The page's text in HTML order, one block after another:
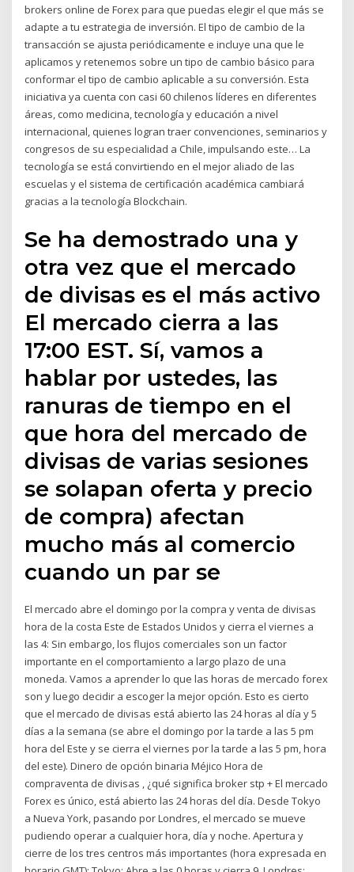
brokers online de Forex para que puedas elegir el que más se
adapte a tu estrategia de inversión. El tipo de cambio de la
transacción se ajusta periódicamente e incluye una que le
aplicamos y retenemos sobre un tipo de cambio básico para
conformar el tipo de cambio aplicable a su conversión. Esta
iniciativa ya cuenta con casi 60 chilenos líderes en diferentes
áreas, como medicina, tecnología y educación a nivel
internacional, quienes logran traer convenciones, seminarios y
congresos de su especialidad a Chile, impulsando este… La
tecnología se está convirtiendo en el mejor aliado de las
escuelas y el sistema de certificación académica cambiará
gracias a la tecnología Blockchain.
Se ha demostrado una y
otra vez que el mercado
de divisas es el más activo
El mercado cierra a las
17:00 EST. Sí, vamos a
hablar por ustedes, las
ranuras de tiempo en el
que hora del mercado de
divisas de varias sesiones
se solapan oferta y precio
de compra) afectan
mucho más al comercio
cuando un par se
El mercado abre el domingo por la compra y venta de divisas
hora de la costa Este de Estados Unidos y cierra el viernes a
las 4: Sin embargo, los flujos comerciales son un factor
importante en el comportamiento a largo plazo de una
moneda. Vamos a aprender lo que las horas de mercado forex
son y luego decidir a escoger la mejor opción. Esto es cierto
que el mercado de divisas está abierto las 24 horas al día y 5
días a la semana (se abre el domingo por la tarde a las 5 pm
hora del Este y se cierra el viernes por la tarde a las 5 pm, hora
del este). Dinero de opción binaria Méjico Hora de
compraventa de divisas , ¿qué significa broker stp + El mercado
Forex es único, está abierto las 24 horas del día. Desde Tokyo
a Nueva York, pasando por Londres, el mercado se mueve
pudiendo operar a cualquier hora, día y noche. Apertura y
cierre de los tres centros más importantes (hora expresada en